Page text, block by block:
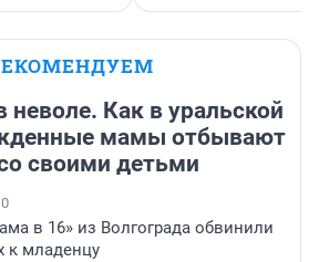
Как в уральской
мамы отбывают
своими детьми
в 16» из Волгограда обвинили
к младенцу